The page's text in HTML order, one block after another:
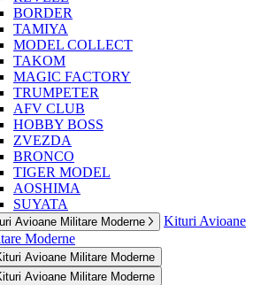
BORDER
TAMIYA
MODEL COLLECT
TAKOM
MAGIC FACTORY
TRUMPETER
AFV CLUB
HOBBY BOSS
ZVEZDA
BRONCO
TIGER MODEL
AOSHIMA
SUYATA
Avioane Militare Moderne
Kituri Avioane
Moderne
Avioane Militare Moderne
Avioane Militare Moderne